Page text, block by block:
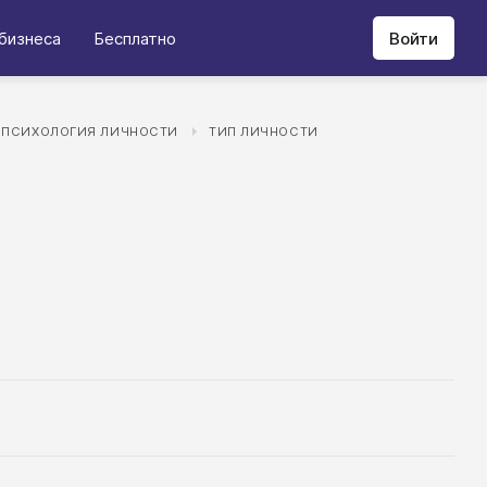
Бесплатно Войти
ПСИХОЛОГИЯ ЛИЧНОСТИ ТИП ЛИЧНОСТИ